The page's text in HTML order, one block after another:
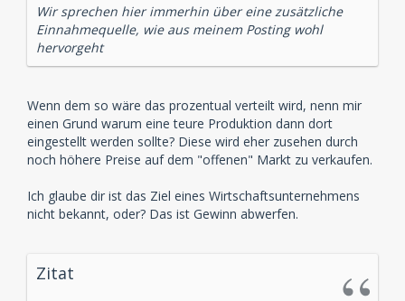
Wir sprechen hier immerhin über eine zusätzliche
Einnahmequelle, wie aus meinem Posting wohl
hervorgeht
Wenn dem so wäre das prozentual verteilt wird, nenn mir
einen Grund warum eine teure Produktion dann dort
eingestellt werden sollte? Diese wird eher zusehen durch
noch höhere Preise auf dem "offenen" Markt zu verkaufen.
Ich glaube dir ist das Ziel eines Wirtschaftsunternehmens
nicht bekannt, oder? Das ist Gewinn abwerfen.
Zitat